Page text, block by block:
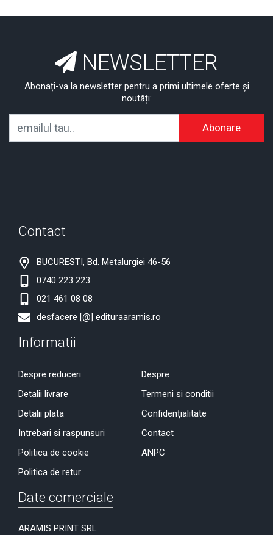
NEWSLETTER
Abonați-va la newsletter pentru a primi ultimele oferte și
noutăți:
Abonare
Contact
BUCURESTI, Bd. Metalurgiei 46-56
0740 223 223
021 461 08 08
desfacere [@] edituraaramis.ro
Informatii
Despre reduceri
Detalii livrare
Detalii plata
Intrebari si raspunsuri
Politica de cookie
Politica de retur
Despre
Termeni si conditii
Confidențialitate
Contact
ANPC
Date comerciale
ARAMIS PRINT SRL